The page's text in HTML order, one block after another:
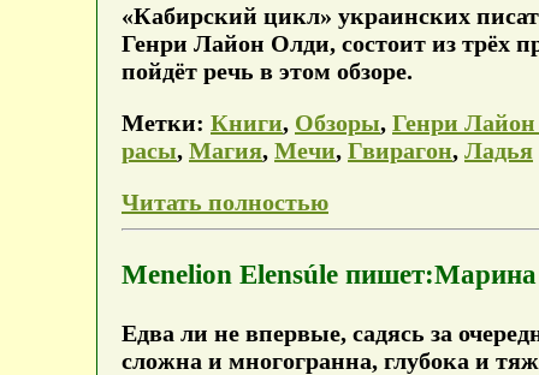
«Кабирский цикл» украинских
Генри Лайон Олди, состоит из трёх
пойдёт речь в этом обзоре.
Метки: Книги, Обзоры, Генри
расы, Магия, Мечи, Гвирагон, Ладья
Читать полностью
Menelion Elensúle
Едва ли не впервые, садясь за
сложна и многогранна, глубока и